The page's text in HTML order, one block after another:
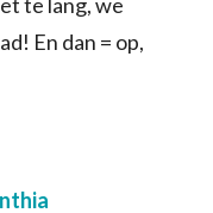
En dan = op,